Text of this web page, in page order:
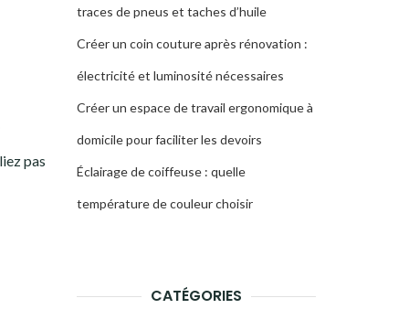
pas
traces de pneus et taches d’huile
Créer un coin couture après rénovation :
électricité et luminosité nécessaires
Créer un espace de travail ergonomique à
domicile pour faciliter les devoirs
Éclairage de coiffeuse : quelle
température de couleur choisir
CATÉGORIES